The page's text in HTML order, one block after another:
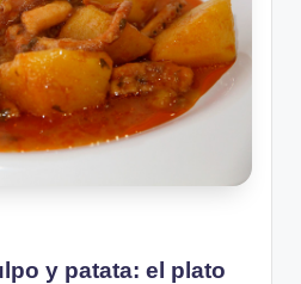
y patata: el plato